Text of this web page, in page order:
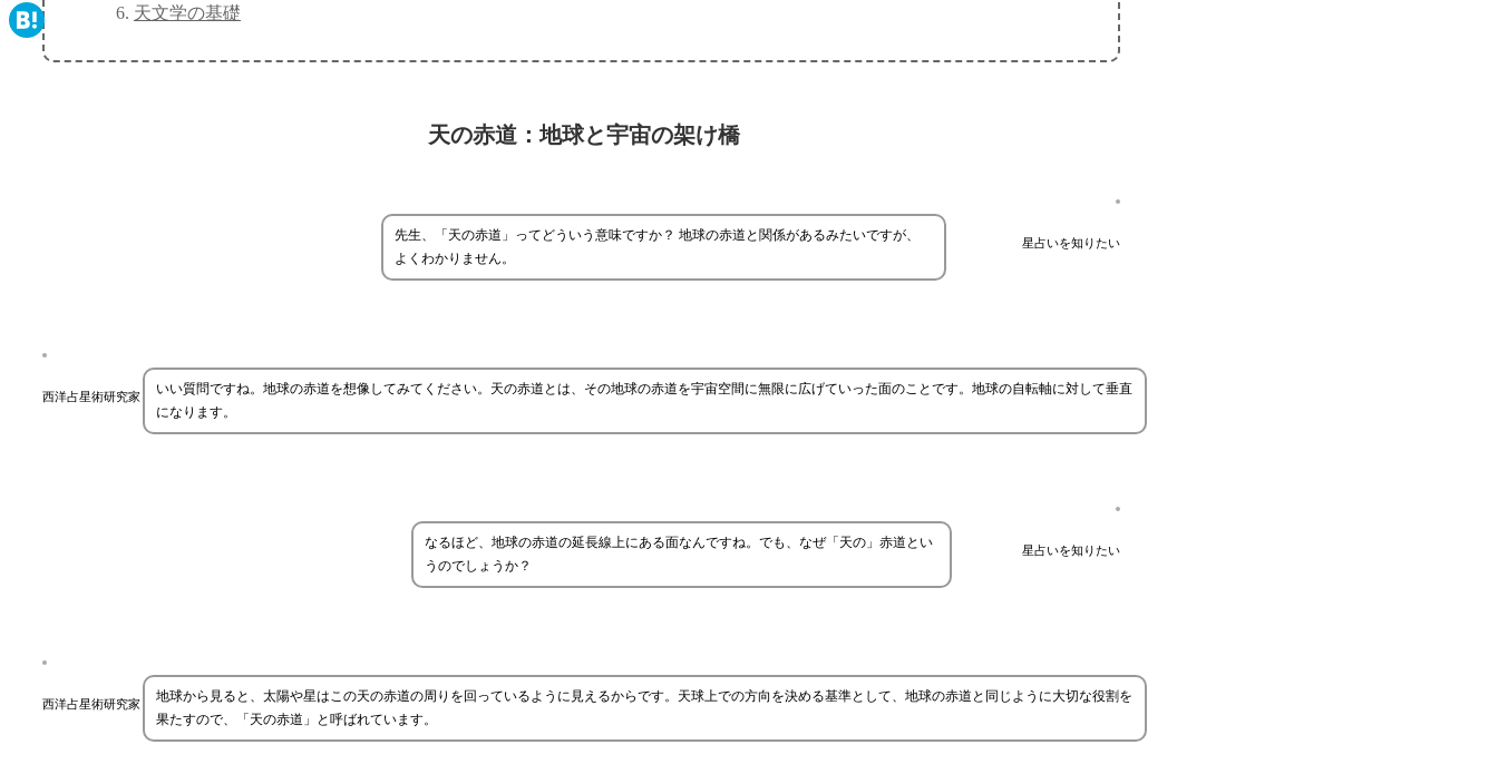
天文学の基礎
天の赤道：地球と宇宙の架け橋
星占いを知りたい
先生、「天の赤道」ってどういう意味ですか？ 地球の赤道と関係があるみたいですが、
よくわかりません。
西洋占星術研究家
いい質問ですね。地球の赤道を想像してみてください。天の赤道とは、その地球の赤道を宇宙空間に無限に広げていった面のことです。地球の自転軸に対して垂直
になります。
星占いを知りたい
なるほど、地球の赤道の延長線上にある面なんですね。でも、なぜ「天の」赤道とい
うのでしょうか？
西洋占星術研究家
地球から見ると、太陽や星はこの天の赤道の周りを回っているように見えるからです。天球上での方向を決める基準として、地球の赤道と同じように大切な役割を
果たすので、「天の赤道」と呼ばれています。
Email
Hatena